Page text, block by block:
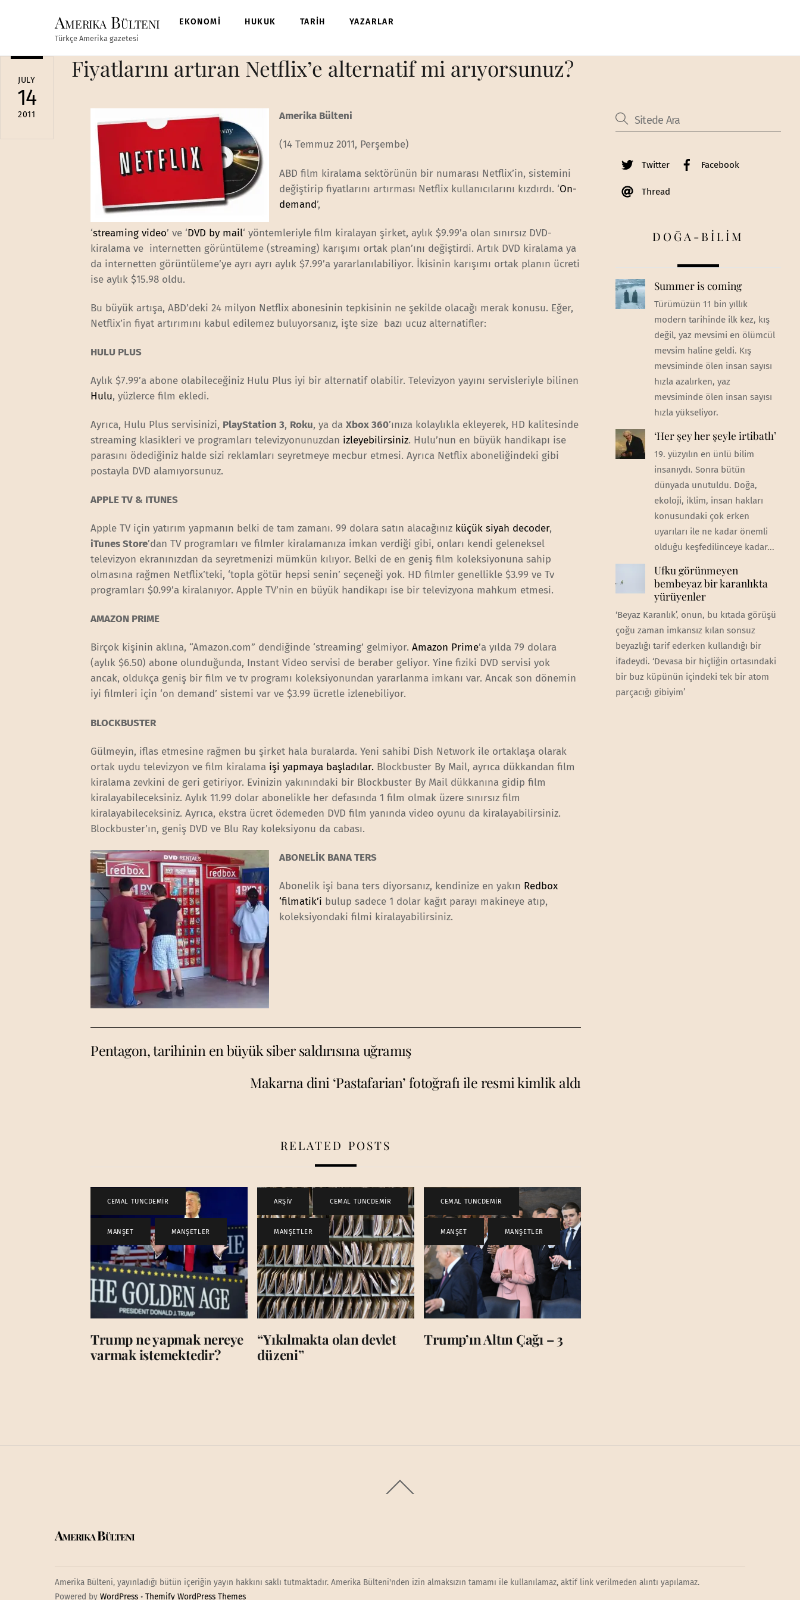
Amerika Bülteni
Türkçe Amerika gazetesi
EKONOMİ HUKUK TARİH YAZARLAR
JULY
14
2011
Fiyatlarını artıran Netflix’e alternatif mi arıyorsunuz?
Amerika Bülteni
(14 Temmuz 2011, Perşembe)
ABD film kiralama sektörünün bir numarası Netflix’in, sistemini
değiştirip fiyatlarını artırması Netflix kullanıcılarını kızdırdı. ‘On-
demand’,
‘streaming video’ ve ‘DVD by mail‘ yöntemleriyle film kiralayan şirket, aylık $9.99’a olan sınırsız DVD-
kiralama ve internetten görüntüleme (streaming) karışımı ortak plan’ını değiştirdi. Artık DVD kiralama ya
da internetten görüntüleme’ye ayrı ayrı aylık $7.99’a yararlanılabiliyor. İkisinin karışımı ortak planın ücreti
ise aylık $15.98 oldu.
Bu büyük artışa, ABD’deki 24 milyon Netflix abonesinin tepkisinin ne şekilde olacağı merak konusu. Eğer,
Netflix’in fiyat artırımını kabul edilemez buluyorsanız, işte size bazı ucuz alternatifler:
HULU PLUS
Aylık $7.99’a abone olabileceğiniz Hulu Plus iyi bir alternatif olabilir. Televizyon yayını servisleriyle bilinen
Hulu, yüzlerce film ekledi.
Ayrıca, Hulu Plus servisinizi, PlayStation 3, Roku, ya daXbox 360’ınıza kolaylıkla ekleyerek, HD kalitesinde
streaming klasikleri ve programları televizyonunuzdan izleyebilirsiniz. Hulu’nun en büyük handikapı ise
parasını ödediğiniz halde sizi reklamları seyretmeye mecbur etmesi. Ayrıca Netflix aboneliğindeki gibi
postayla DVD alamıyorsunuz.
APPLE TV & ITUNES
Apple TV için yatırım yapmanın belki de tam zamanı. 99 dolara satın alacağınız küçük siyah decoder,
iTunes Store’dan TV programları ve filmler kiralamanıza imkan verdiği gibi, onları kendi geleneksel
televizyon ekranınızdan da seyretmenizi mümkün kılıyor. Belki de en geniş film koleksiyonuna sahip
olmasına rağmen Netflix’teki, ‘topla götür hepsi senin’ seçeneği yok. HD filmler genellikle $3.99 ve Tv
programları $0.99’a kiralanıyor. Apple TV’nin en büyük handikapı ise bir televizyona mahkum etmesi.
AMAZON PRIME
Birçok kişinin aklına, “Amazon.com” dendiğinde ‘streaming’ gelmiyor.Amazon Prime’a yılda 79 dolara
(aylık $6.50) abone olunduğunda, Instant Video servisi de beraber geliyor. Yine fiziki DVD servisi yok
ancak, oldukça geniş bir film ve tv programı koleksiyonundan yararlanma imkanı var. Ancak son dönemin
iyi filmleri için ‘on demand’ sistemi var ve $3.99 ücretle izlenebiliyor.
BLOCKBUSTER
Gülmeyin, iflas etmesine rağmen bu şirket hala buralarda. Yeni sahibi Dish Network ile ortaklaşa olarak
ortak uydu televizyon ve film kiralama işi yapmaya başladılar. Blockbuster By Mail, ayrıca dükkandan film
kiralama zevkini de geri getiriyor. Evinizin yakınındaki bir Blockbuster By Mail dükkanına gidip film
kiralayabileceksiniz. Aylık 11.99 dolar abonelikle her defasında 1 film olmak üzere sınırsız film
kiralayabileceksiniz. Ayrıca, ekstra ücret ödemeden DVD film yanında video oyunu da kiralayabilirsiniz.
Blockbuster’ın, geniş DVD ve Blu Ray koleksiyonu da cabası.
ABONELİK BANA TERS
Abonelik işi bana ters diyorsanız, kendinize en yakın Redbox
‘filmatik’i bulup sadece 1 dolar kağıt parayı makineye atıp,
koleksiyondaki filmi kiralayabilirsiniz.
Pentagon, tarihinin en büyük siber saldırısına uğramış
Makarna dini ‘Pastafarian’ fotoğrafı ile resmi kimlik aldı
RELATED POSTS
CEMAL TUNCDEMİR ,
MANŞET , MANŞETLER
Trump ne yapmak nereye
varmak istemektedir?
ARŞİV , CEMAL TUNCDEMİR ,
MANŞETLER
“Yıkılmakta olan devlet
düzeni”
CEMAL TUNCDEMİR
MANŞET , MANŞETLER
Trump’ın Altın Çağı – 3
Twitter Facebook
Thread
DOĞA-BİLİM
Summer is coming
Türümüzün 11 bin yıllık
modern tarihinde ilk kez, kış
değil, yaz mevsimi en ölümcül
mevsim haline geldi. Kış
mevsiminde ölen insan sayısı
hızla azalırken, yaz
mevsiminde ölen insan sayısı
hızla yükseliyor.
‘Her şey her şeyle irtibatlı’
19. yüzyılın en ünlü bilim
insanıydı. Sonra bütün
dünyada unutuldu. Doğa,
ekoloji, iklim, insan hakları
konusundaki çok erken
uyarıları ile ne kadar önemli
olduğu keşfedilinceye kadar...
Ufku görünmeyen
bembeyaz bir karanlıkta
yürüyenler
‘Beyaz Karanlık’, onun, bu kıtada görüşü
çoğu zaman imkansız kılan sonsuz
beyazlığı tarif ederken kullandığı bir
ifadeydi. ‘Devasa bir hiçliğin ortasındaki
bir buz küpünün içindeki tek bir atom
parçacığı gibiyim’
To
Amerika Bülteni
Amerika Bülteni, yayınladığı bütün içeriğin yayın hakkını saklı tutmaktadır. Amerika Bülteni'nden izin almaksızın tamamı ile kullanılamaz, aktif link verilmeden alıntı yapılamaz.
Powered by WordPress • Themify WordPress Themes